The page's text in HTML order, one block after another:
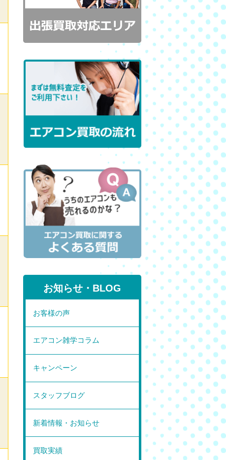
お知らせ・BLOG
お客様の声
エアコン雑学コラム
キャンペーン
スタッフブログ
新着情報・お知らせ
買取実績